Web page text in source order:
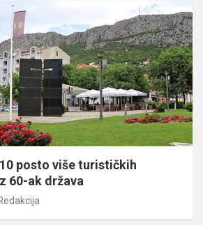
posto više turističkih
60-ak država